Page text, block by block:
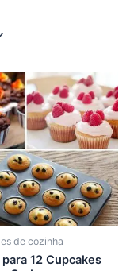
de cozinha
para 12 Cupcakes